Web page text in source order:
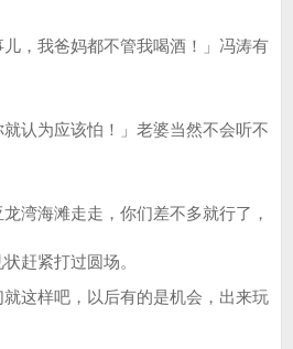
我爸妈都不管我喝酒！」冯涛有
为应该怕！」老婆当然不会听不
海滩走走，你们差不多就行了，
赶紧打过圆场。
样吧，以后有的是机会，出来玩